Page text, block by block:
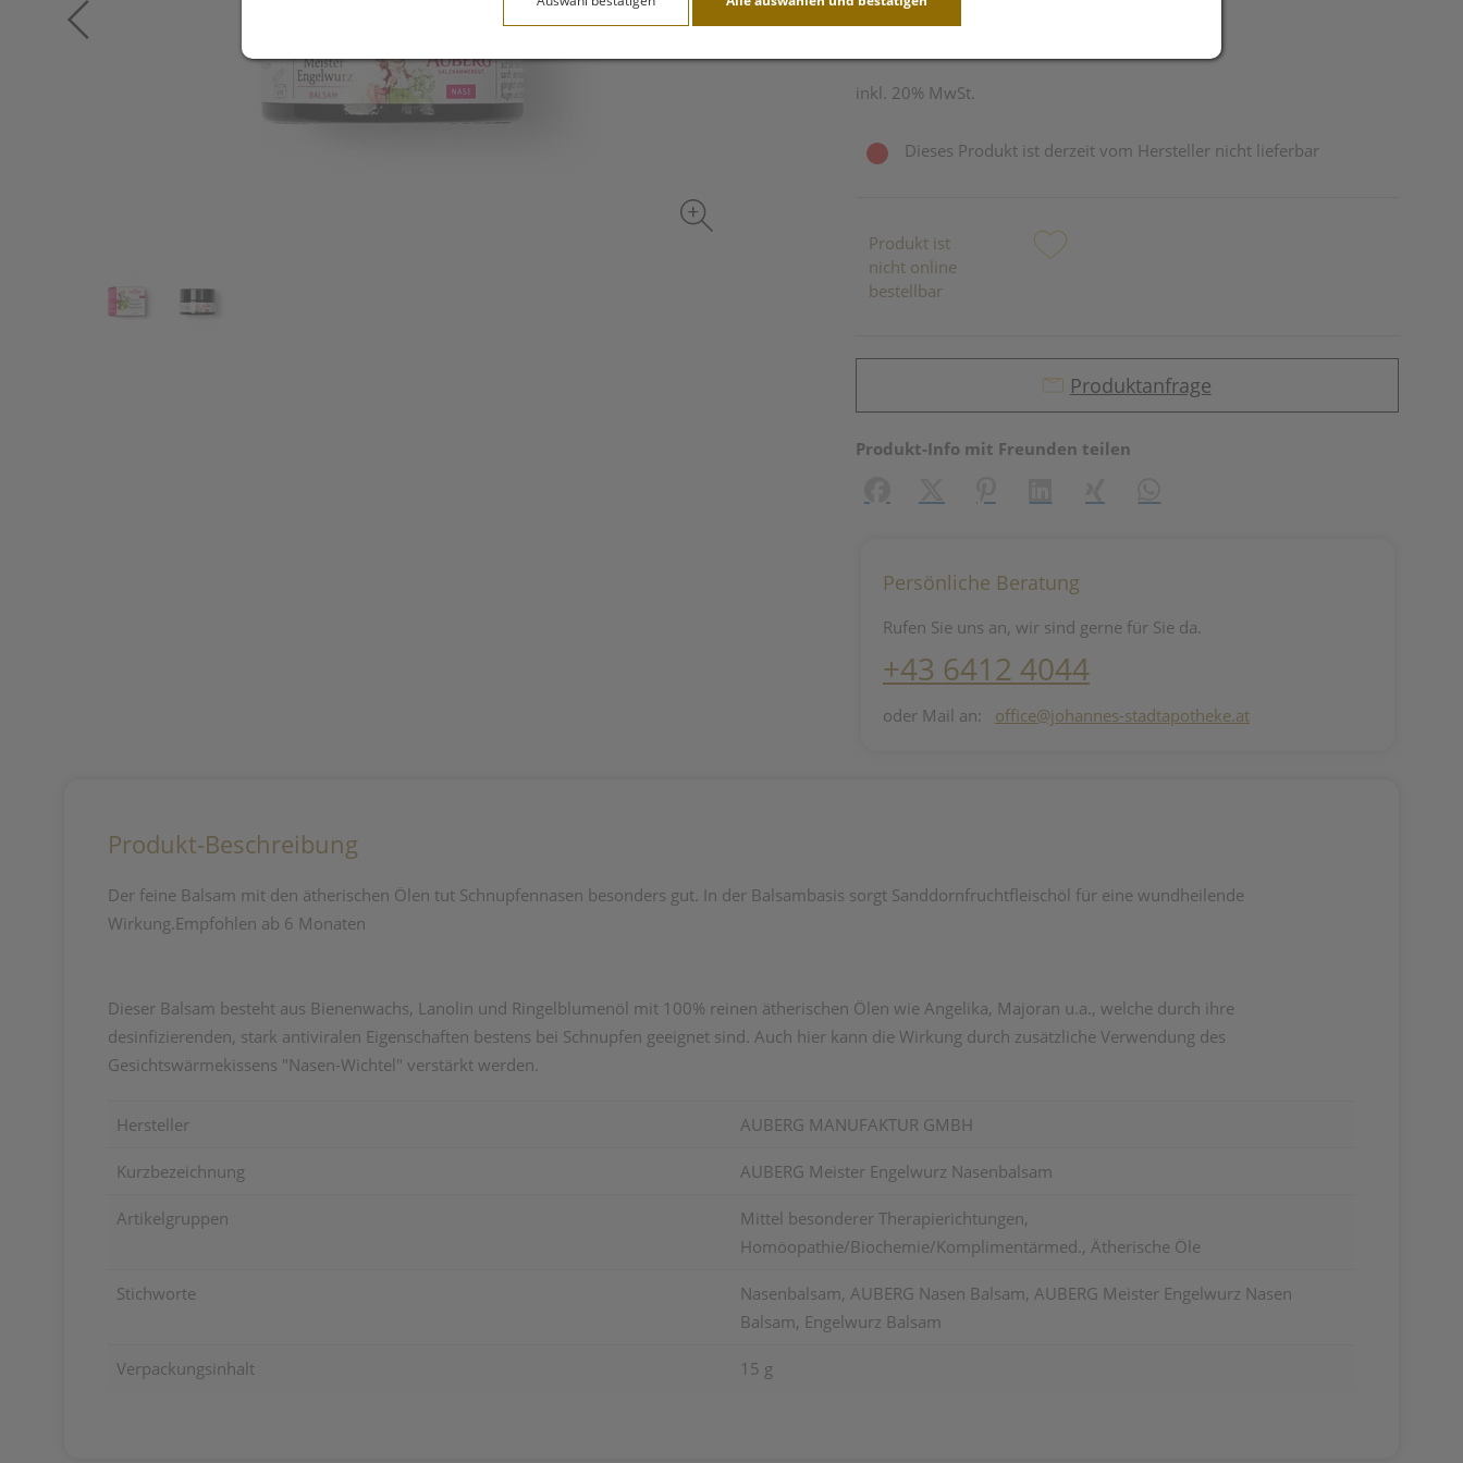
inkl. 20% MwSt.
Dieses Produkt ist derzeit vom Hersteller nicht lieferbar
Produkt ist
nicht online
bestellbar
Produktanfrage
Produkt-Info mit Freunden teilen
Persönliche Beratung
Rufen Sie uns an, wir sind gerne für Sie da.
+43 6412 4044
oder Mail an: office@johannes-stadtapotheke.at
Produkt-Beschreibung
Der feine Balsam mit den ätherischen Ölen tut Schnupfennasen besonders gut. In der Balsambasis sorgt Sanddornfruchtfleischöl für eine wundheilende
Wirkung.Empfohlen ab 6 Monaten
Dieser Balsam besteht aus Bienenwachs, Lanolin und Ringelblumenöl mit 100% reinen ätherischen Ölen wie Angelika, Majoran u.a., welche durch ihre
desinfizierenden, stark antiviralen Eigenschaften bestens bei Schnupfen geeignet sind. Auch hier kann die Wirkung durch zusätzliche Verwendung des
Gesichtswärmekissens "Nasen-Wichtel" verstärkt werden.
Hersteller AUBERG MANUFAKTUR GMBH
Kurzbezeichnung AUBERG Meister Engelwurz Nasenbalsam
Artikelgruppen
Mittel besonderer Therapierichtungen,
Homöopathie/Biochemie/Komplimentärmed., Ätherische Öle
Stichworte
Nasenbalsam, AUBERG Nasen Balsam, AUBERG Meister Engelwurz Nasen
Balsam, Engelwurz Balsam
Verpackungsinhalt 15 g